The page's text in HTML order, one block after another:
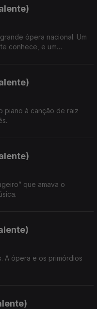
ópera nacional. Um
conhece, e um
piano à canção de raiz
que amava o
A ópera e os primórdios